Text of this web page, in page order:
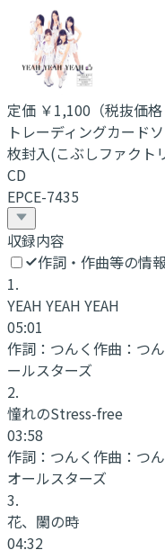
定価 ￥1,100 （税抜価
トレーディングカード
枚封入(こぶしファクト
CD
EPCE-7435
収録内容
作詞・作曲等の情
1.
YEAH YEAH YEAH
05:01
作詞： つんく 作曲： つ
ールスターズ
2.
憧れのStress-free
03:58
作詞： つんく 作曲： つ
オールスターズ
3.
花、闌の時
04:32